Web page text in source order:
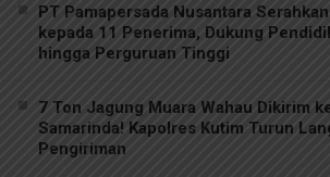
PT Pamapersada Nusantara
kepada 11 Penerima, Dukung
hingga Perguruan Tinggi
7 Ton Jagung Muara Wahau Dikirim
Samarinda! Kapolres Kutim Turun
Pengiriman